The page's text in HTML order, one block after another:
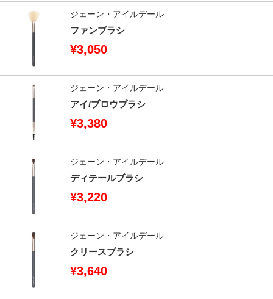
ジェーン・アイルデール
ファンブラシ
¥3,050
ジェーン・アイルデール
アイ/ブロウブラシ
¥3,380
ジェーン・アイルデール
ディテールブラシ
¥3,220
ジェーン・アイルデール
クリースブラシ
¥3,640